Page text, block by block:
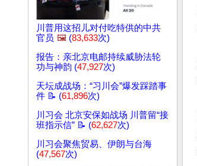
川普用这招儿对付吃特供的中共
官员 🖼️ (83,633次)
报告：亲北京电邮持续威胁法轮
功与神韵 (47,927次)
天坛成战场：“习川会”爆发踩踏事
件 📝 (61,896次)
川习会 北京安保如战场 川普留“接
班指示信” 📝 (62,627次)
川习会聚焦贸易、伊朗与台海
(47,567次)